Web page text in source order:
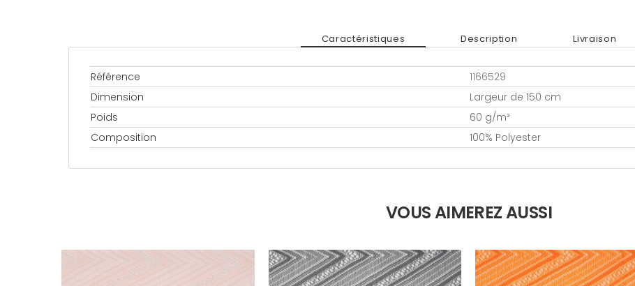
Caractéristiques Description Livraison
Référence
1166529
Dimension
Largeur de 150 cm
Poids
60 g/m²
Composition
100% Polyester
VOUS AIMEREZ AUSSI